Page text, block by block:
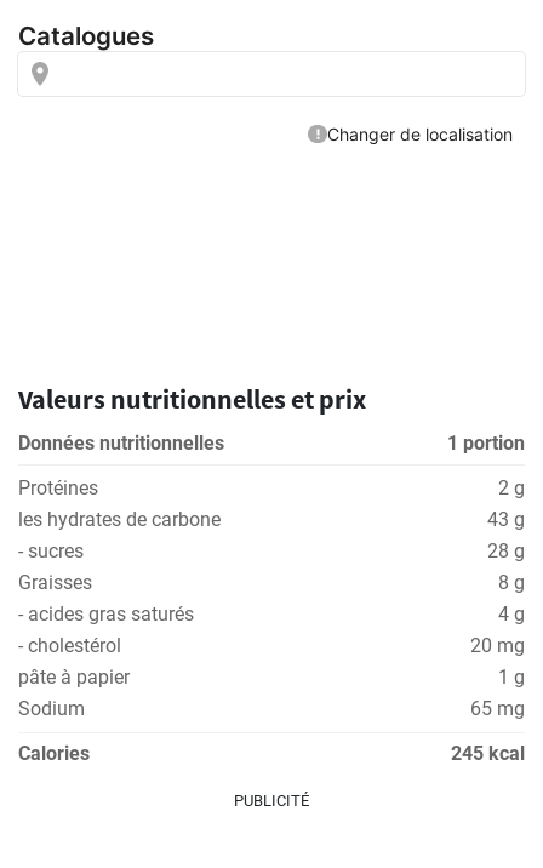
Valeurs nutritionnelles et prix
Données nutritionnelles
1 portion
Protéines
2 g
les hydrates de carbone
43 g
- sucres
28 g
Graisses
8 g
- acides gras saturés
4 g
- cholestérol
20 mg
pâte à papier
1 g
Sodium
65 mg
Calories
245 kcal
PUBLICITÉ